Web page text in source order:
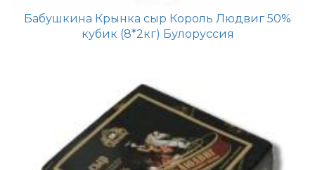
Бабушкина Крынка сыр Король Людвиг 50%
кубик (8*2кг) Булоруссия